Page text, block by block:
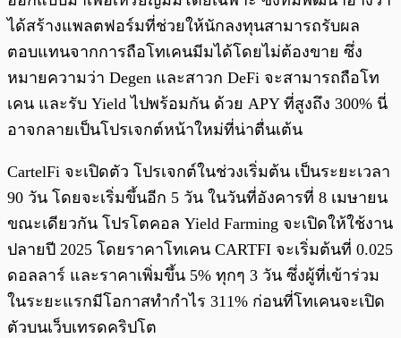
ได้สร้างแพลตฟอร์มที่ช่วยให้นักลงทุนสามารถรับผล
ตอบแทนจากการถือโทเคนมีมได้โดยไม่ต้องขาย ซึ่ง
หมายความว่า Degen และสาวก DeFi จะสามารถถือโท
เคน และรับ Yield ไปพร้อมกัน ด้วย APY ที่สูงถึง 300% นี่
อาจกลายเป็นโปรเจกต์หน้าใหม่ที่น่าตื่นเต้น
CartelFi จะเปิดตัว โปรเจกต์ในช่วงเริ่มต้น เป็นระยะเวลา
90 วัน โดยจะเริ่มขึ้นอีก 5 วัน ในวันที่อังคารที่ 8 เมษายน
ขณะเดียวกัน โปรโตคอล Yield Farming จะเปิดให้ใช้งาน
ปลายปี 2025 โดยราคาโทเคน CARTFI จะเริ่มต้นที่ 0.025
ดอลลาร์ และราคาเพิ่มขึ้น 5% ทุกๆ 3 วัน ซึ่งผู้ที่เข้าร่วม
ในระยะแรกมีโอกาสทำกำไร 311% ก่อนที่โทเคนจะเปิด
ตัวบนเว็บเทรดคริปโต